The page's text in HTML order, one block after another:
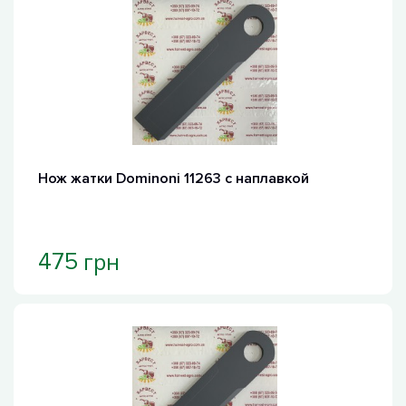
Нож жатки Dominoni 11263 с наплавкой
475 грн